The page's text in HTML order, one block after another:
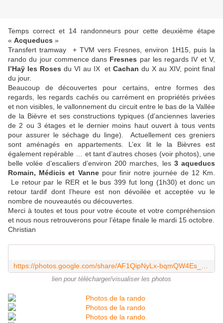
Temps correct et 14 randonneurs pour cette deuxième étape
« Acqueducs »
Transfert tramway + TVM vers Fresnes, environ 1H15, puis la
rando du jour commence dans Fresnes par les regards IV et V,
l’Haÿ les Roses du VI au IX etCachan du X au XIV, point final
du jour.
Beaucoup de découvertes pour certains, entre formes des
regards, les regards cachés ou carrément en propriétés privées
et non visibles, le vallonnement du circuit entre le bas de la Vallée
de la Bièvre et ses constructions typiques (d’anciennes laveries
de 2 ou 3 étages et le dernier moins haut ouvert à tous vents
pour assurer le séchage du linge). Actuellement ces greniers
sont aménagés en appartements. L’ex lit le la Bièvres est
également repérable … et tant d’autres choses (voir photos), une
belle volée d’escaliers d’environ 200 marches, les 3 aqueducs
Romain, Médicis et Vannepour finir notre journée de 12 Km.
Le retour par le RER et le bus 399 fut long (1h30) et donc un
retour tardif dont l’heure est non dévoilée et acceptée vu le
nombre de nouveautés ou découvertes.
Merci à toutes et tous pour votre écoute et votre compréhension
et nous nous retrouverons pour l’étape finale le mardi 15 octobre.
Christian
lien pour télécharger/visualiser les photos